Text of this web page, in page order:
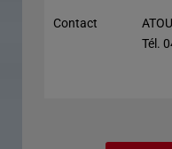
Contact
Tél.